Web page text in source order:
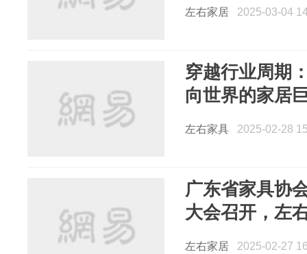
左右家居 2025-03-04
穿越行业周期
向世界的家居
左右家具 2025-02-28
广东省家具协
大会召开，左
具协会2024年
左右家居 2025-02-27